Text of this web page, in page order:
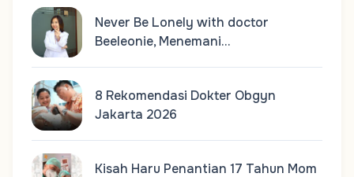
Never Be Lonely with doctor
Beeleonie, Menemani…
8 Rekomendasi Dokter Obgyn
Jakarta 2026
Kisah Haru Penantian 17 Tahun Mom